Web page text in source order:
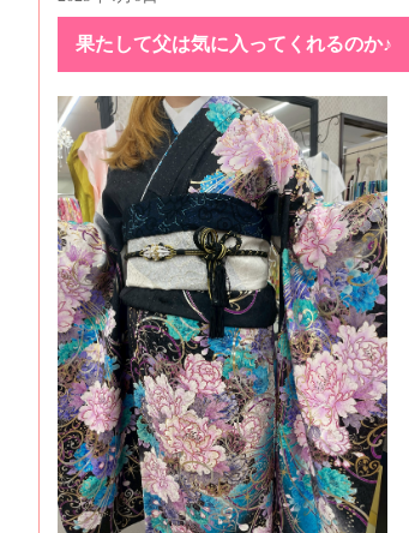
果たして父は気に入ってくれるのか♪